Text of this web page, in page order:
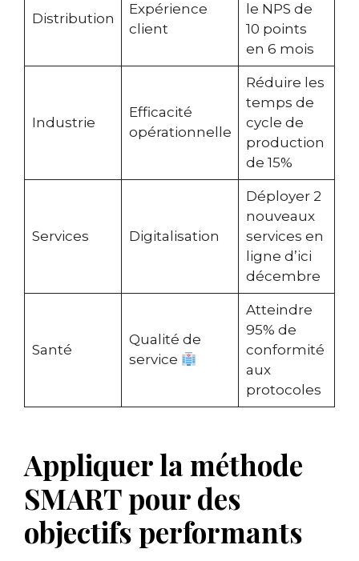
Distribution
Expérience
client
le NPS de
10 points
en 6 mois
Industrie
Efficacité
opérationnelle
Réduire les
temps de
cycle de
production
de 15%
Services Digitalisation
Déployer 2
nouveaux
services en
ligne d’ici
décembre
Santé
Qualité de
service
Atteindre
95% de
conformité
aux
protocoles
Appliquer la méthode
SMART pour des
objectifs performants